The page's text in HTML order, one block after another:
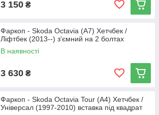
3 150 ₴
Фаркоп - Skoda Octavia (A7) Хетчбек /
Ліфтбек (2013--) з'ємний на 2 болтах
В наявності
3 630 ₴
Фаркоп - Skoda Octavia Tour (A4) Хетчбек /
Універсал (1997-2010) вставка під квадрат